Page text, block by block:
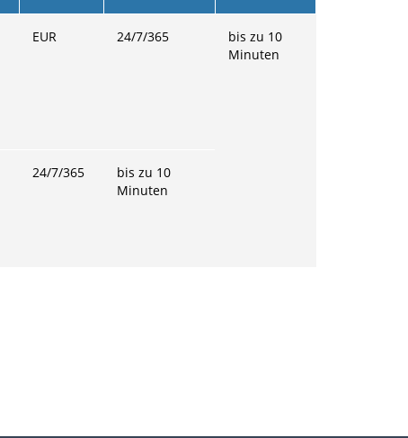
EUR 24/7/365
bis zu 10
Minuten
24/7/365
bis zu 10
Minuten